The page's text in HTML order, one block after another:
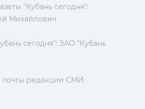
"Кубань сегодня":
Михайлович
сегодня": ЗАО "Кубань
почты редакции СМИ: